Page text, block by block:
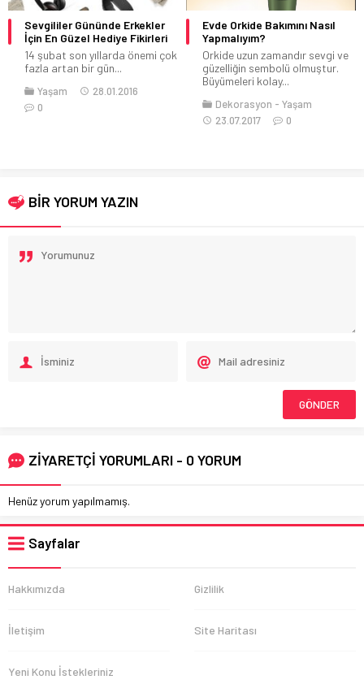
Evde Orkide Bakımını Nasıl
Yapmalıyım?
Orkide uzun zamandır sevgi ve
güzelliğin sembolü olmuştur.
Dekorasyon
Bilet.com
Bilet.com, Türkiye’nin önde
gelen uçak ve otobüs bileti
satış platformlarından...
Genel Seyahat
Trendler
Yaşam
BİR YORUM YAZIN
ZİYARETÇİ YORUMLARI - 0 YORUM
Henüz yorum yapılmamış.
Sayfalar
Hakkımızda Gizlilik
İletişim Site Haritası
Yeni Konu İstekleriniz